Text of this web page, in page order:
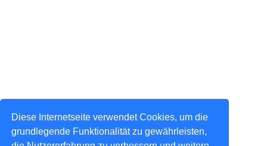
Diese Internetseite verwendet Cookies, um die
grundlegende Funktionalität zu gewährleisten,